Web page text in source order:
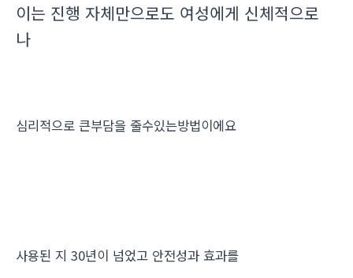
이는 진행 자체만으로도 여성에게 신체적으로
나
심리적으로 큰부담을 줄수있는방법이에요
사용된 지 30년이 넘었고 안전성과 효과를